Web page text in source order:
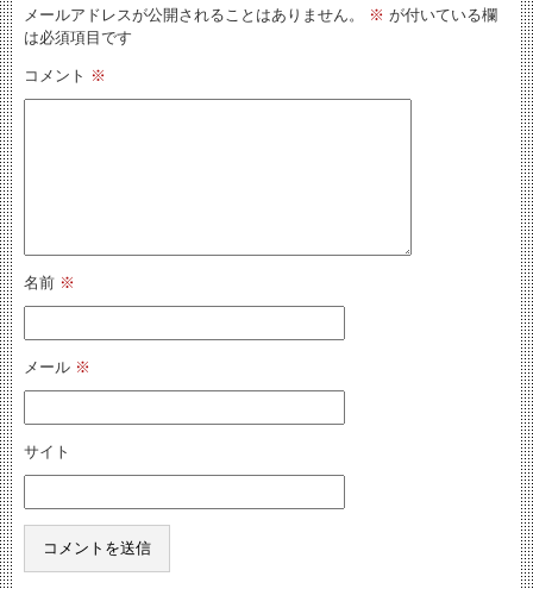
メールアドレスが公開されることはありません。 ※ が付いている欄
は必須項目です
コメント ※
名前 ※
メール ※
サイト